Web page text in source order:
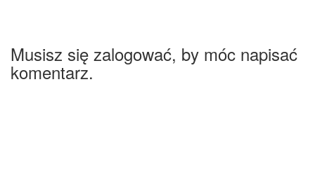
Musisz się zalogować, by móc napisać
komentarz.